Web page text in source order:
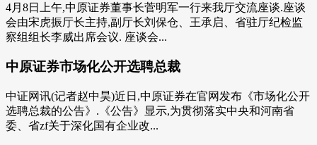
4月8日上午,中原证券董事长菅明军一行来我厅交流座谈.座谈
会由宋虎振厅长主持,副厅长刘保仓、王承启、省驻厅纪检监
察组组长李威出席会议. 座谈会...
中原证券市场化公开选聘总裁
中证网讯(记者赵中昊)近日,中原证券在官网发布《市场化公开
选聘总裁的公告》.《公告》显示,为贯彻落实中央和河南省
委、省zf关于深化国有企业改...